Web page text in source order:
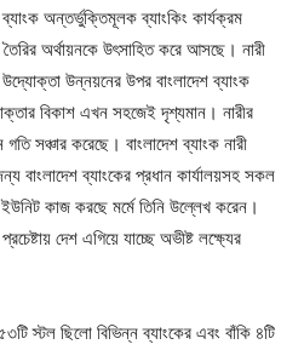
ব্যাংক অন্তর্ভুক্তিমূলক ব্যাংকিং কার্যক্রম
অর্থায়নকে উৎসাহিত করে আসছে। নারী
উন্নয়নের উপর বাংলাদেশ ব্যাংক
বিকাশ এখন সহজেই দৃশ্যমান। নারীর
সঞ্চার করেছে। বাংলাদেশ ব্যাংক নারী
বাংলাদেশ ব্যাংকের প্রধান কার্যালয়সহ সকল
কাজ করছে মর্মে তিনি উল্লেখ করেন।
দেশ এগিয়ে যাচ্ছে অভীষ্ট লক্ষ্যের
স্টল ছিলো বিভিন্ন ব্যাংকের এবং বাঁকি ৪টি